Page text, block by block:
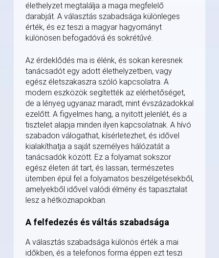
élethelyzet megtalálja a maga megfelelő
darabját. A választás szabadsága különleges
érték, és ez teszi a magyar hagyományt
különösen befogadóvá és sokrétűvé.
Az érdeklődés ma is élénk, és sokan keresnek
tanácsadót egy adott élethelyzetben, vagy
egész életszakaszra szóló kapcsolatra. A
modern eszközök segítették az elérhetőséget,
de a lényeg ugyanaz maradt, mint évszázadokkal
ezelőtt. A figyelmes hang, a nyitott jelenlét, és a
tisztelet alapja minden ilyen kapcsolatnak. A hívó
szabadon válogathat, kísérletezhet, és idővel
kialakíthatja a saját személyes hálózatát a
tanácsadók között. Ez a folyamat sokszor
egész életen át tart, és lassan, természetes
ütemben épül fel a folyamatos beszélgetésekből,
amelyekből idővel valódi élmény és tapasztalat
lesz a hétköznapokban.
A felfedezés és váltás szabadsága
A választás szabadsága különös érték a mai
időkben, és a telefonos forma éppen ezt teszi